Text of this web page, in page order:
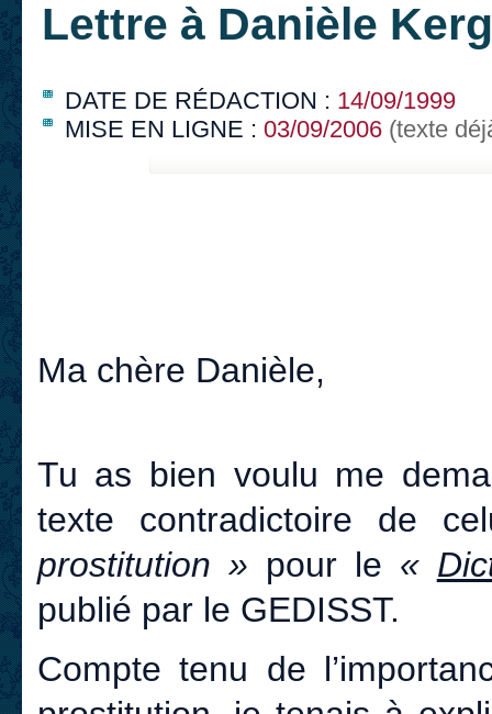
Lettre à Danièle
DATE DE RÉDACTION : 14/09/1999
MISE EN LIGNE : 03/09/2006(texte
Ma chère Danièle,
Tu as bien voulu me
texte contradictoire de
prostitution » pour le «
publié par le GEDISST.
Compte tenu de